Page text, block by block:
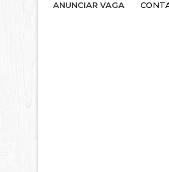
ANUNCIAR VAGA